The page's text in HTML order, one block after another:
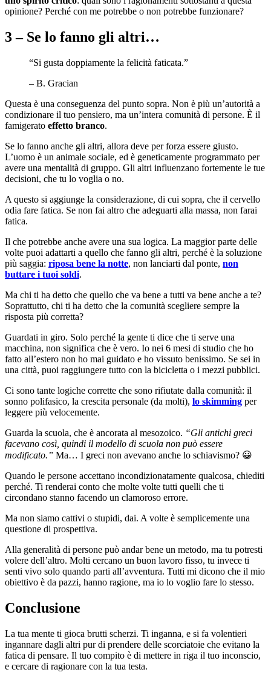
opinione? Perché con me potrebbe o non potrebbe funzionare?
3 – Se lo fanno gli altri…
“Si gusta doppiamente la felicità faticata.”
– B. Gracian
Questa è una conseguenza del punto sopra. Non è più un’autorità a
condizionare il tuo pensiero, ma un’intera comunità di persone. È il
famigerato effetto branco.
Se lo fanno anche gli altri, allora deve per forza essere giusto.
L’uomo è un animale sociale, ed è geneticamente programmato per
avere una mentalità di gruppo. Gli altri influenzano fortemente le tue
decisioni, che tu lo voglia o no.
A questo si aggiunge la considerazione, di cui sopra, che il cervello
odia fare fatica. Se non fai altro che adeguarti alla massa, non farai
fatica.
Il che potrebbe anche avere una sua logica. La maggior parte delle
volte puoi adattarti a quello che fanno gli altri, perché è la soluzione
più saggia: riposa bene la notte, non lanciarti dal ponte, non
buttare i tuoi soldi.
Ma chi ti ha detto che quello che va bene a tutti va bene anche a te?
Soprattutto, chi ti ha detto che la comunità scegliere sempre la
risposta più corretta?
Guardati in giro. Solo perché la gente ti dice che ti serve una
macchina, non significa che è vero. Io nei 6 mesi di studio che ho
fatto all’estero non ho mai guidato e ho vissuto benissimo. Se sei in
una città, puoi raggiungere tutto con la bicicletta o i mezzi pubblici.
Ci sono tante logiche corrette che sono rifiutate dalla comunità: il
sonno polifasico, la crescita personale (da molti), lo skimming per
leggere più velocemente.
Guarda la scuola, che è ancorata al mesozoico. “Gli antichi greci
facevano così, quindi il modello di scuola non può essere
modificato.” Ma… I greci non avevano anche lo schiavismo? 😀
Quando le persone accettano incondizionatamente qualcosa, chiediti
perché. Ti renderai conto che molte volte tutti quelli che ti
circondano stanno facendo un clamoroso errore.
Ma non siamo cattivi o stupidi, dai. A volte è semplicemente una
questione di prospettiva.
Alla generalità di persone può andar bene un metodo, ma tu potresti
volere dell’altro. Molti cercano un buon lavoro fisso, tu invece ti
senti vivo solo quando parti all’avventura. Tutti mi dicono che il mio
obiettivo è da pazzi, hanno ragione, ma io lo voglio fare lo stesso.
Conclusione
La tua mente ti gioca brutti scherzi. Ti inganna, e si fa volentieri
ingannare dagli altri pur di prendere delle scorciatoie che evitano la
fatica di pensare. Il tuo compito è di mettere in riga il tuo inconscio,
e cercare di ragionare con la tua testa.